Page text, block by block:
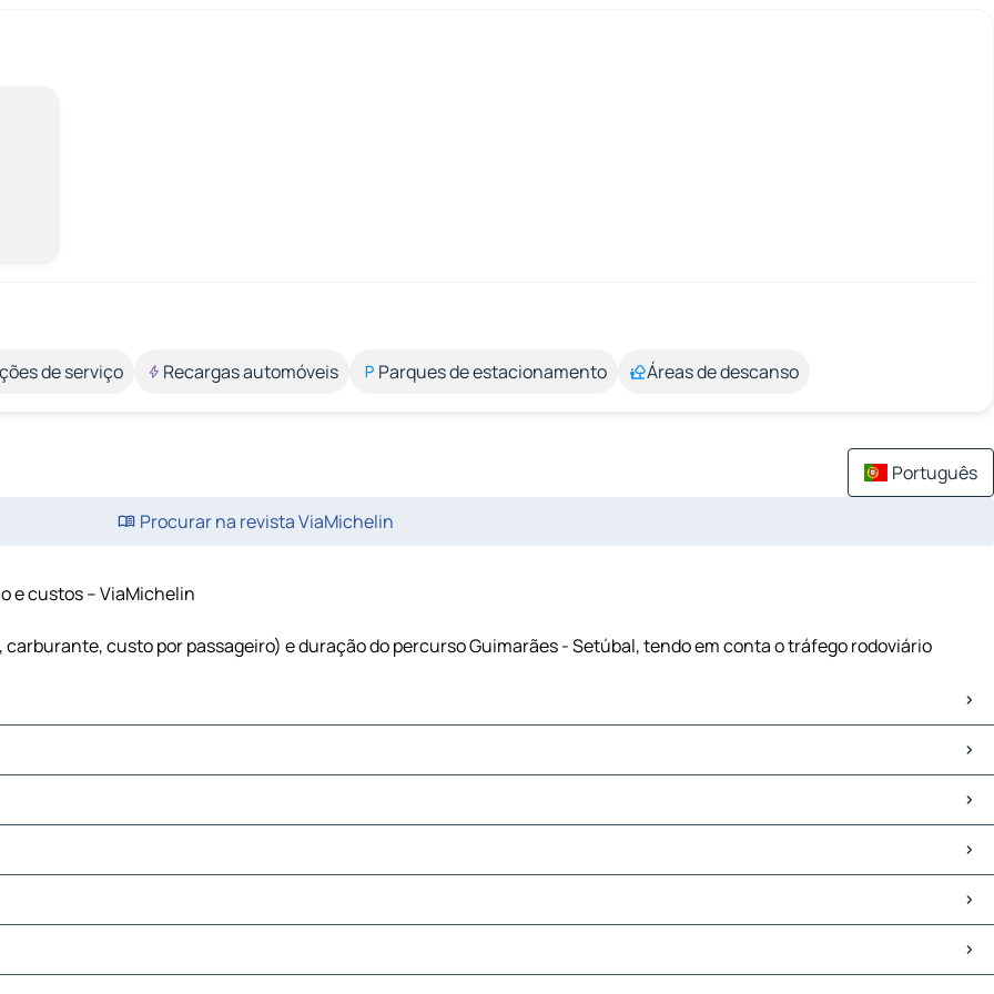
de serviço Recargas automóveis Parques de estacionamento Áreas de descanso
Português
Procurar na revista ViaMichelin
e custos – ViaMichelin
custo por passageiro) e duração do percurso Guimarães - Setúbal, tendo em conta o tráfego rodoviário